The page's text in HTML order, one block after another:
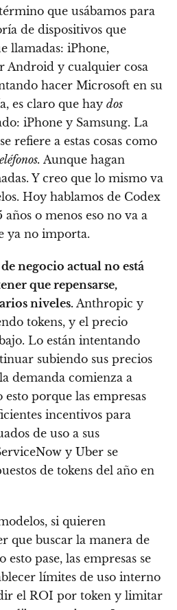
que usábamos para
de dispositivos que
llamadas: iPhone,
Android y cualquier cosa
hacer Microsoft en su
es claro que hay dos
iPhone y Samsung. La
refiere a estas cosas como
Aunque hagan
Y creo que lo mismo va
Hoy hablamos de Codex
o menos eso no va a
ya no importa.
negocio actual no está
que repensarse,
niveles. Anthropic y
tokens, y el precio
Lo están intentando
subiendo sus precios
demanda comienza a
porque las empresas
incentivos para
de uso a sus
y Uber se
de tokens del año en
si quieren
que buscar la manera de
pase, las empresas se
límites de uso interno
el ROI por token y limitar